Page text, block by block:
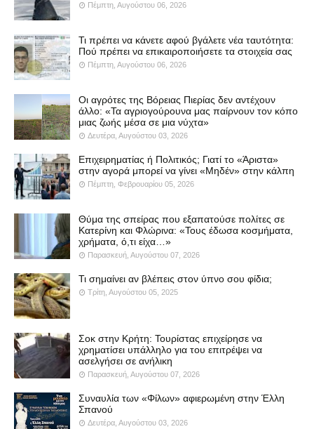
Πέμπτη, Αυγούστου 06, 2026
Τι πρέπει να κάνετε αφού βγάλετε νέα ταυτότητα:
Πού πρέπει να επικαιροποιήσετε τα στοιχεία σας
Πέμπτη, Αυγούστου 06, 2026
Οι αγρότες της Βόρειας Πιερίας δεν αντέχουν
άλλο: «Τα αγριογούρουνα μας παίρνουν τον κόπο
μιας ζωής μέσα σε μια νύχτα»
Δευτέρα, Αυγούστου 03, 2026
Επιχειρηματίας ή Πολιτικός; Γιατί το «Άριστα»
στην αγορά μπορεί να γίνει «Μηδέν» στην κάλπη
Πέμπτη, Φεβρουαρίου 05, 2026
Θύμα της σπείρας που εξαπατούσε πολίτες σε
Κατερίνη και Φλώρινα: «Τους έδωσα κοσμήματα,
χρήματα, ό,τι είχα…»
Παρασκευή, Αυγούστου 07, 2026
Τι σημαίνει αν βλέπεις στον ύπνο σου φίδια;
Τρίτη, Αυγούστου 05, 2025
Σοκ στην Κρήτη: Τουρίστας επιχείρησε να
χρηματίσει υπάλληλο για του επιτρέψει να
ασελγήσει σε ανήλικη
Παρασκευή, Αυγούστου 07, 2026
Συναυλία των «Φίλων» αφιερωμένη στην Έλλη
Σπανού
Δευτέρα, Αυγούστου 03, 2026